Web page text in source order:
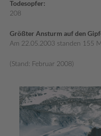
Todesopfer:
208
Größter Ansturm auf den
Am 22.05.2003 standen 155
(Stand: Februar 2008)